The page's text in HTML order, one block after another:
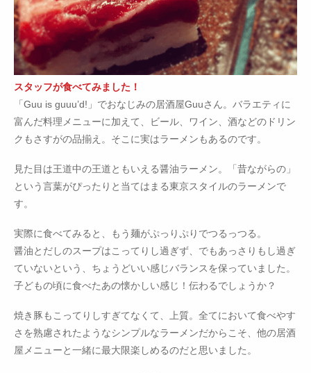
スタッフが食べてみました！
「Guu is guuu’d!」でおなじみの居酒屋Guuさん。バラエティに
富んだ料理メニューに加えて、ビール、ワイン、酒などのドリン
クもさすがの品揃え。そこに実はラーメンもあるのです。
見た目は王道中の王道ともいえる醤油ラーメン。「昔ながらの」
という言葉がぴったりと当てはまる東京スタイルのラーメンで
す。
実際に食べてみると、もう麺がぷっりぷりでつるっつる。
醤油とだしのスープはこってりし過ぎず、でもあっさりもし過ぎ
ていないという、ちょうどいい感じバランスを保っていました。
子どもの頃に食べたあの懐かしい感じ！伝わるでしょうか？
焼き豚もこってりしすぎてなくて、上質。全てにおいて食べやす
さを熟慮されたようなシンプルなラーメンだからこそ、他の居酒
屋メニューと一緒に最大限楽しめるのだと思いました。